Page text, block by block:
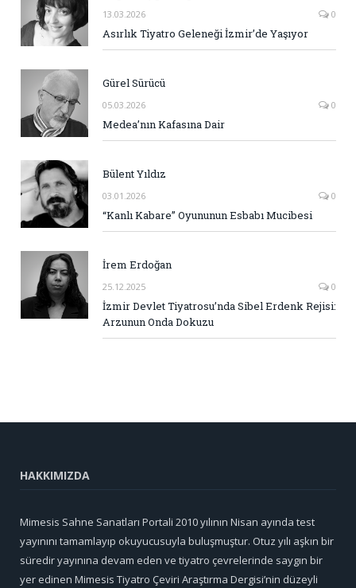
13.03.2026 0
Asırlık Tiyatro Geleneği İzmir’de Yaşıyor
Gürel Sürücü
05.03.2026 0
Medea’nın Kafasına Dair
Bülent Yıldız
03.01.2026 0
“Kanlı Kabare” Oyununun Esbabı Mucibesi
İrem Erdoğan
25.12.2025 0
İzmir Devlet Tiyatrosu’nda Sibel Erdenk Rejisi:
Arzunun Onda Dokuzu
HAKKIMIZDA
Mimesis Sahne Sanatları Portali 2010 yılının Nisan ayında test
yayınını tamamlayıp okuyucusuyla buluşmuştur. Otuz yılı aşkın bir
süredir yayınına devam eden ve tiyatro çevrelerinde saygın bir
yer edinen Mimesis Tiyatro Çeviri Araştırma Dergisi’nin düzeyli